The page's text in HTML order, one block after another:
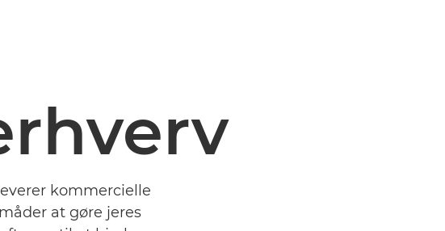
kommercielle
at gøre jeres